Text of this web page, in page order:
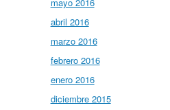
abril 2016
marzo 2016
febrero 2016
enero 2016
diciembre 2015